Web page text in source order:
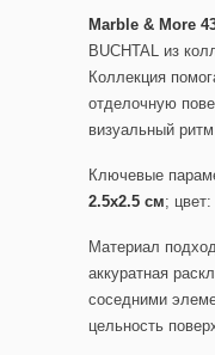
Marble & More
BUCHTAL из
Коллекция
отделочную
визуальный
Ключевые
2.5x2.5 см; цвет:
Материал
аккуратная
соседними
цельность